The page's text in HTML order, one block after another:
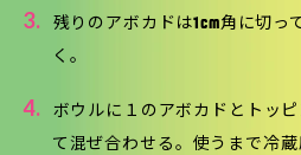
3.
残りのアボカドは1cm角に切っ
く。
4.
ボウルに１のアボカドとトッ
て混ぜ合わせる。使うまで冷